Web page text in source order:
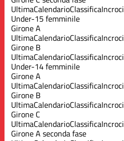
UltimaCalendarioClassificaIncroci
Under-15 femminile
Girone A
UltimaCalendarioClassificaIncroci
Girone B
UltimaCalendarioClassificaIncroci
Under-14 femminile
Girone A
UltimaCalendarioClassificaIncroci
Girone B
UltimaCalendarioClassificaIncroci
Girone C
UltimaCalendarioClassificaIncroci
Girone A seconda fase